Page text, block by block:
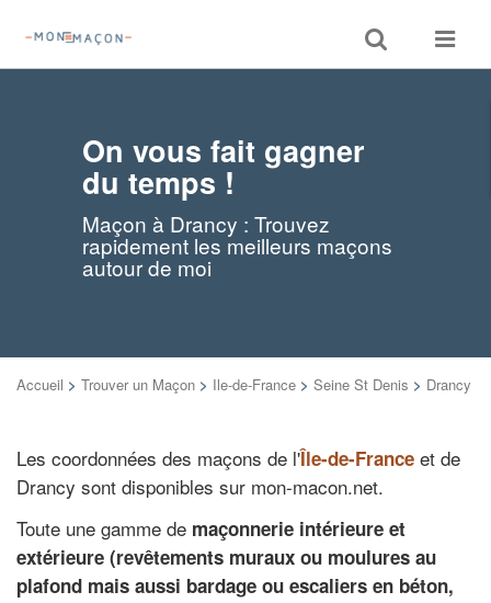
Toggle
search
Toggle
On vous fait gagner
du temps !
Maçon à Drancy : Trouvez
rapidement les meilleurs maçons
autour de moi
Accueil > Trouver un Maçon > Ile-de-France > Seine St Denis > Drancy
Les coordonnées des maçons de l'Île-de-France et de
Drancy sont disponibles sur mon-macon.net.
Toute une gamme de maçonnerie intérieure et
extérieure (revêtements muraux ou moulures au
plafond mais aussi bardage ou escaliers en béton,